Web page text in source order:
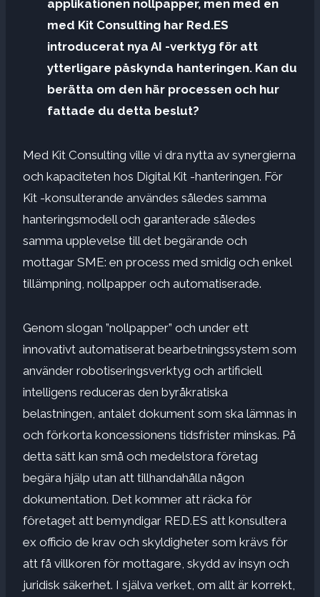
applikationen nollpapper, men med en
med Kit Consulting har Red.ES
introducerat nya AI -verktyg för att
ytterligare påskynda hanteringen. Kan du
berätta om den här processen och hur
fattade du detta beslut?
Med Kit Consulting ville vi dra nytta av synergierna
och kapaciteten hos Digital Kit -hanteringen. För
Kit -konsulterande användes således samma
hanteringsmodell och garanterade således
samma upplevelse till det begärande och
mottagar SME: en process med smidig och enkel
tillämpning, nollpapper och automatiserade.
Genom slogan ”nollpapper” och under ett
innovativt automatiserat bearbetningssystem som
använder robotiseringsverktyg och artificiell
intelligens reduceras den byråkratiska
belastningen, antalet dokument som ska lämnas in
och förkorta koncessionens tidsfrister minskas. På
detta sätt kan små och medelstora företag
begära hjälp utan att tillhandahålla någon
dokumentation. Det kommer att räcka för
företaget att bemyndigar RED.ES att konsultera
ex officio de krav och skyldigheter som krävs för
att få villkoren för mottagare, skydd av insyn och
juridisk säkerhet. I själva verket, om allt är korrekt,